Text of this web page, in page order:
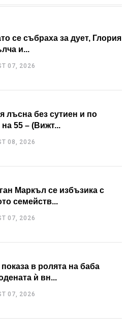
се събраха за дует, Глория
и...
07, 2026
лъсна без сутиен и по
55 – (Вижт...
08, 2026
Маркъл се избъзика с
семейств...
07, 2026
показа в ролята на баба
ѝ вн...
07, 2026